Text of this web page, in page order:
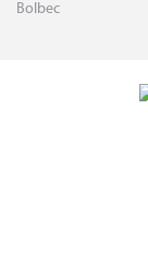
Bolbec